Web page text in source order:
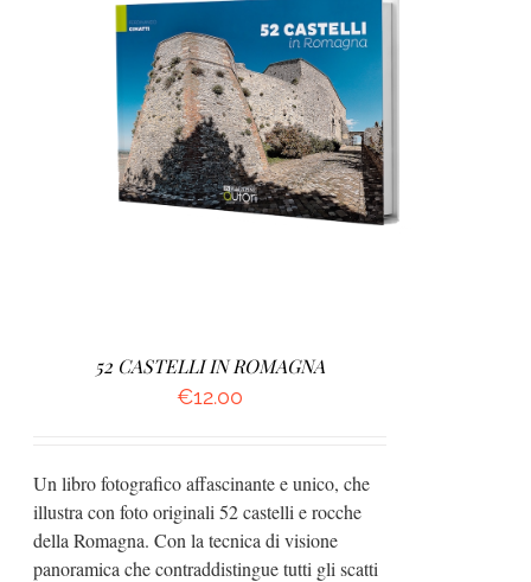
AGGIUNGI AL CARRELLO / DETTAGLI
52 CASTELLI IN ROMAGNA
€12.00
Un libro fotografico affascinante e unico, che
illustra con foto originali 52 castelli e rocche
della Romagna. Con la tecnica di visione
panoramica che contraddistingue tutti gli scatti